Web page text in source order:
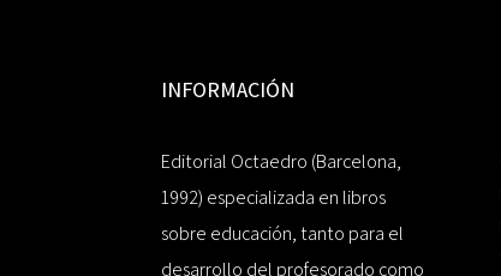
INFORMACIÓN
Editorial Octaedro (Barcelona,
1992) especializada en libros
sobre educación, tanto para el
desarrollo del profesorado como